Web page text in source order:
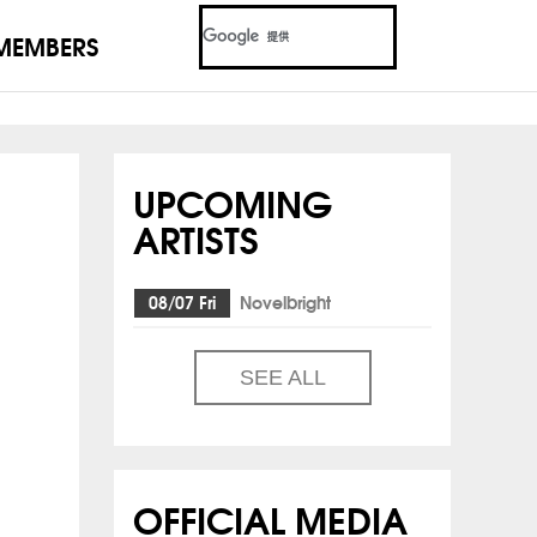
UPCOMING
ARTISTS
08/07 Fri Novelbright
SEE ALL
OFFICIAL MEDIA